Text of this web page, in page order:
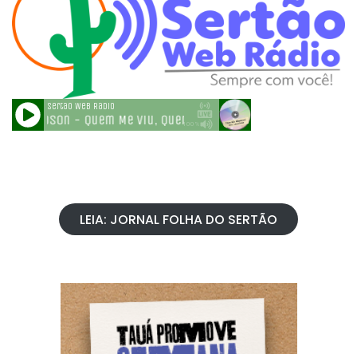
LEIA: JORNAL FOLHA DO SERTÃO